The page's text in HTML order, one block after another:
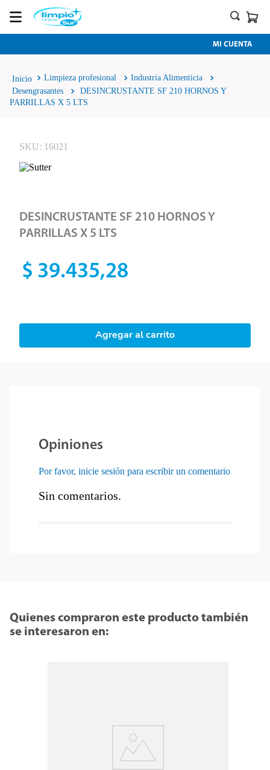
MI CUENTA
Limpieza profesional
Industria Alimenticia
Desengrasantes
DESINCRUSTANTE SF 210 HORNOS Y
PARRILLAS X 5 LTS
SKU: 16021
DESINCRUSTANTE SF 210 HORNOS Y
PARRILLAS X 5 LTS
$ 39.435,28
Agregar al carrito
Opiniones
Por favor, inicie sesión para escribir un comentario
Sin comentarios.
Quienes compraron este producto también
se interesaron en: